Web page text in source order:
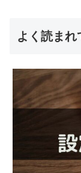
よく読まれ